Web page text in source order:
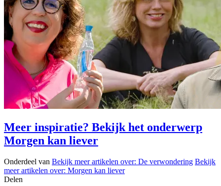
Meer inspiratie? Bekijk het onderwerp
Morgen kan liever
Onderdeel van Bekijk meer artikelen over: De verwondering Bekijk
meer artikelen over: Morgen kan liever
Delen